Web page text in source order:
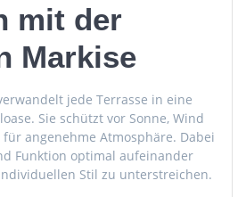
mit der
Markise
jede Terrasse in eine
Sie schützt vor Sonne, Wind
angenehme Atmosphäre. Dabei
Funktion optimal aufeinander
Stil zu unterstreichen.